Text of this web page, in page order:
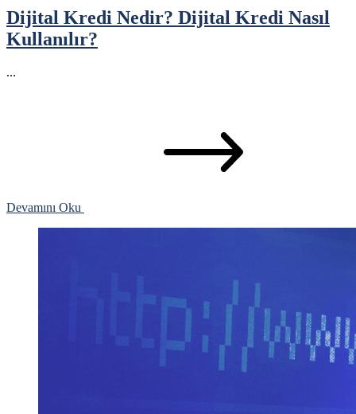
Dijital Kredi Nedir? Dijital Kredi Nasıl
Kullanılır?
...
Devamını Oku